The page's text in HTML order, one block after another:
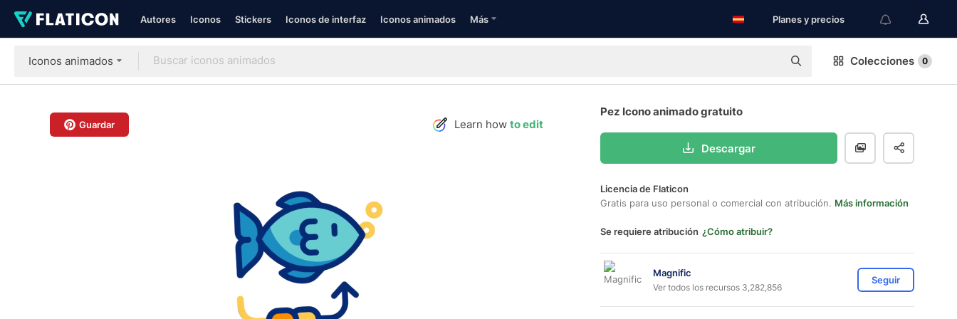
Autores Iconos Stickers Iconos de interfaz Iconos animados Más Planes y precios
Iconos animados Colecciones 0
Guardar Learn how to edit
Pez Icono animado gratuito
Descargar
Licencia de Flaticon
Gratis para uso personal o comercial con atribución. Más información
Se requiere atribución ¿Cómo atribuir?
Magnific
Ver todos los recursos 3,282,856
Seguir